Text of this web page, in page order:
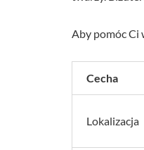
Aby pomóc Ci
Cecha
Lokalizacja